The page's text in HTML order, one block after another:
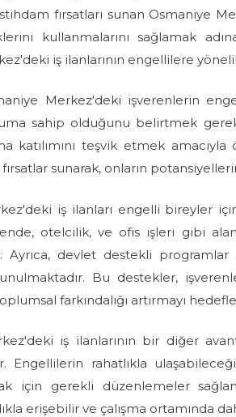
fırsatları sunan Osmaniye
kullanmalarını sağlamak
iş ilanlarının engellilere
Merkez'deki işverenlerin
sahip olduğunu belirtmek
katılımını teşvik etmek
sunarak, onların
iş ilanları engelli bireyler
otelcilik, ve ofis işleri gibi
Ayrıca, devlet destekli
Bu destekler,
farkındalığı artırmayı
iş ilanlarının bir diğer
Engellilerin rahatlıkla
için gerekli düzenlemeler
erişebilir ve çalışma ortamında